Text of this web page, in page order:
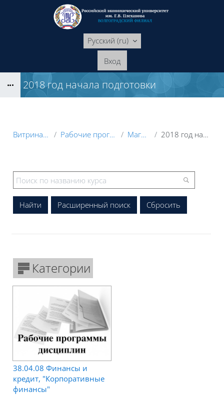
Перейти к основному содержанию
Русский ‎(ru)‎
Вход
2018 год начала подготовки
Витрина курсов 3KL Рабочие программы дисциплин Магистратура 2018 год начала подготовки
Расширенный поиск
Категории
38.04.08 Финансы и
кредит, "Корпоративные
финансы"